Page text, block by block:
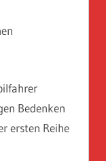
Bedenken
ersten Reihe